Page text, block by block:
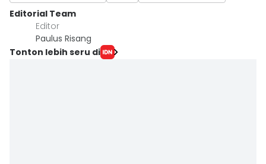
Editorial Team
Editor
Paulus Risang
Tonton lebih seru di